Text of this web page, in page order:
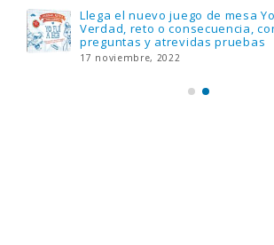
Llega el nuevo juego de mesa Yo
Verdad, reto o consecuencia,
preguntas y atrevidas pruebas
17 noviembre, 2022